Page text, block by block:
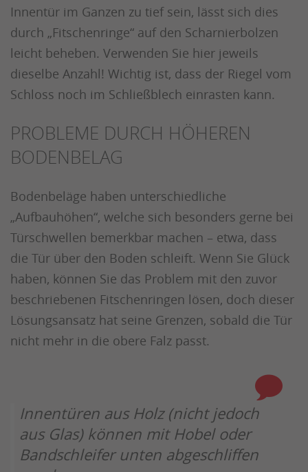
Innentür im Ganzen zu tief sein, lässt sich dies
durch „Fitschenringe“ auf den Scharnierbolzen
leicht beheben. Verwenden Sie hier jeweils
dieselbe Anzahl! Wichtig ist, dass der Riegel vom
Schloss noch im Schließblech einrasten kann.
PROBLEME DURCH HÖHEREN
BODENBELAG
Bodenbeläge haben unterschiedliche
„Aufbauhöhen“, welche sich besonders gerne bei
Türschwellen bemerkbar machen – etwa, dass
die Tür über den Boden schleift. Wenn Sie Glück
haben, können Sie das Problem mit den zuvor
beschriebenen Fitschenringen lösen, doch dieser
Lösungsansatz hat seine Grenzen, sobald die Tür
nicht mehr in die obere Falz passt.
Innentüren aus Holz (nicht jedoch
aus Glas) können mit Hobel oder
Bandschleifer unten abgeschliffen